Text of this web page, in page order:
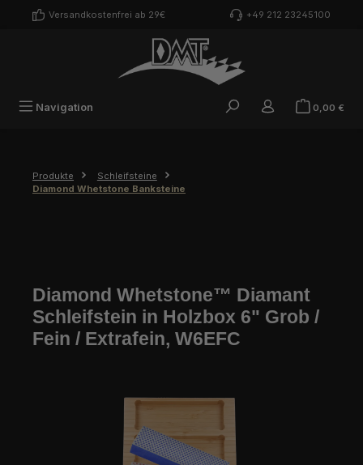
Zum Hauptinhalt springen
Versandkostenfrei ab 29€ +49 212 23245100
Navigation 0,00 €
Produkte
Schleifsteine
Diamond Whetstone Banksteine
Diamond Whetstone™ Diamant
Schleifstein in Holzbox 6" Grob /
Fein / Extrafein, W6EFC